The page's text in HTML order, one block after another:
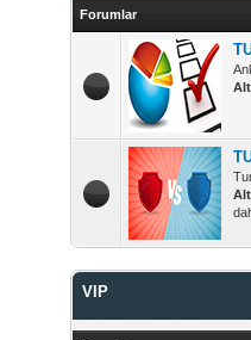
Forumlar
VIP